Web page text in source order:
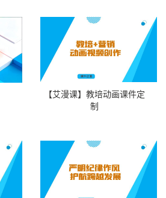
【艾漫课】教培动画课件定
制